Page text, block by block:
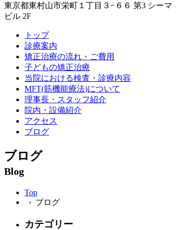
東京都東村山市栄町１丁目３−６６ 第3 シーマ
ビル 2F
トップ
診療案内
矯正治療の流れ・ご費用
子どもの矯正治療
当院における検査・診療内容
MFT(筋機能療法)について
理事長・スタッフ紹介
院内・設備紹介
アクセス
ブログ
ブログ
Blog
Top
› ブログ
カテゴリー